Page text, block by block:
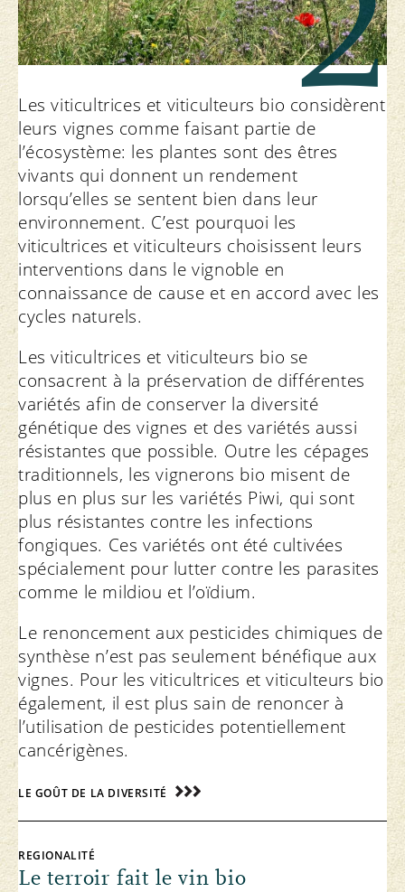
Les viticultrices et viticulteurs bio considèrent
leurs vignes comme faisant partie de
l’écosystème: les plantes sont des êtres
vivants qui donnent un rendement
lorsqu’elles se sentent bien dans leur
environnement. C’est pourquoi les
viticultrices et viticulteurs choisissent leurs
interventions dans le vignoble en
connaissance de cause et en accord avec les
cycles naturels.
Les viticultrices et viticulteurs bio se
consacrent à la préservation de différentes
variétés afin de conserver la diversité
génétique des vignes et des variétés aussi
résistantes que possible. Outre les cépages
traditionnels, les vignerons bio misent de
plus en plus sur les variétés Piwi, qui sont
plus résistantes contre les infections
fongiques. Ces variétés ont été cultivées
spécialement pour lutter contre les parasites
comme le mildiou et l’oïdium.
Le renoncement aux pesticides chimiques de
synthèse n’est pas seulement bénéfique aux
vignes. Pour les viticultrices et viticulteurs bio
également, il est plus sain de renoncer à
l’utilisation de pesticides potentiellement
cancérigènes.
LE GOÛT DE LA DIVERSITÉ
REGIONALITÉ
Le terroir fait le vin bio